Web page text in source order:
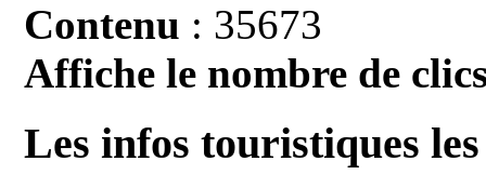
Contenu : 35673
Affiche le nombre de
Les infos touristiques